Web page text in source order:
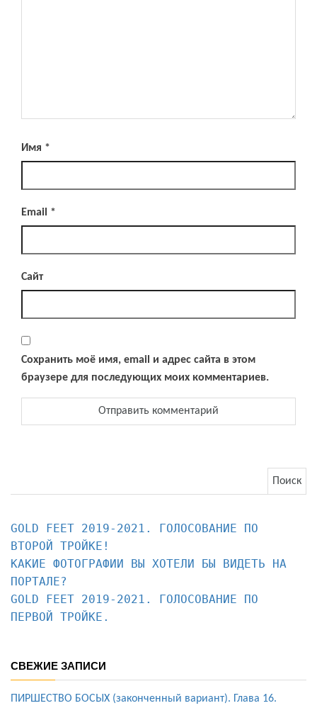
Имя *
Email *
Сайт
Сохранить моё имя, email и адрес сайта в этом
браузере для последующих моих комментариев.
GOLD FEET 2019-2021. ГОЛОСОВАНИЕ ПО
КАКИЕ ФОТОГРАФИИ ВЫ ХОТЕЛИ БЫ ВИДЕТЬ НА
ПОРТАЛЕ?
GOLD FEET 2019-2021. ГОЛОСОВАНИЕ ПО
ПЕРВОЙ ТРОЙКЕ.
СВЕЖИЕ ЗАПИСИ
ПИРШЕСТВО БОСЫХ (законченный вариант). Глава 16.